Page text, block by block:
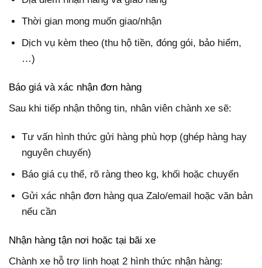
Thời gian mong muốn giao/nhận
Dịch vụ kèm theo (thu hộ tiền, đóng gói, bảo hiểm,
…)
Báo giá và xác nhận đơn hàng
Sau khi tiếp nhận thông tin, nhân viên chành xe sẽ:
Tư vấn hình thức gửi hàng phù hợp (ghép hàng hay
nguyên chuyến)
Báo giá cụ thể, rõ ràng theo kg, khối hoặc chuyến
Gửi xác nhận đơn hàng qua Zalo/email hoặc văn bản
nếu cần
Nhận hàng tận nơi hoặc tại bãi xe
Chành xe hỗ trợ linh hoạt 2 hình thức nhận hàng: